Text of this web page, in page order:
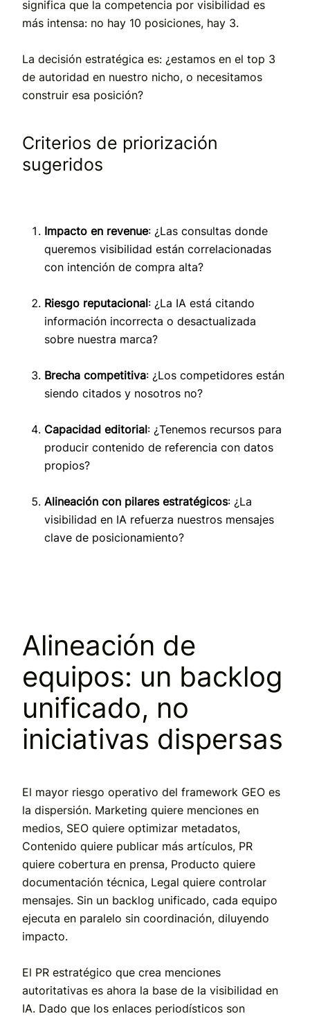
significa que la competencia por visibilidad es
más intensa: no hay 10 posiciones, hay 3.
La decisión estratégica es: ¿estamos en el top 3
de autoridad en nuestro nicho, o necesitamos
construir esa posición?
Criterios de priorización
sugeridos
Impacto en revenue: ¿Las consultas donde
queremos visibilidad están correlacionadas
con intención de compra alta?
Riesgo reputacional: ¿La IA está citando
información incorrecta o desactualizada
sobre nuestra marca?
Brecha competitiva: ¿Los competidores están
siendo citados y nosotros no?
Capacidad editorial: ¿Tenemos recursos para
producir contenido de referencia con datos
propios?
Alineación con pilares estratégicos: ¿La
visibilidad en IA refuerza nuestros mensajes
clave de posicionamiento?
Alineación de
equipos: un backlog
unificado, no
iniciativas dispersas
El mayor riesgo operativo del framework GEO es
la dispersión. Marketing quiere menciones en
medios, SEO quiere optimizar metadatos,
Contenido quiere publicar más artículos, PR
quiere cobertura en prensa, Producto quiere
documentación técnica, Legal quiere controlar
mensajes. Sin un backlog unificado, cada equipo
ejecuta en paralelo sin coordinación, diluyendo
impacto.
El PR estratégico que crea menciones
autoritativas es ahora la base de la visibilidad en
IA. Dado que los enlaces periodísticos son